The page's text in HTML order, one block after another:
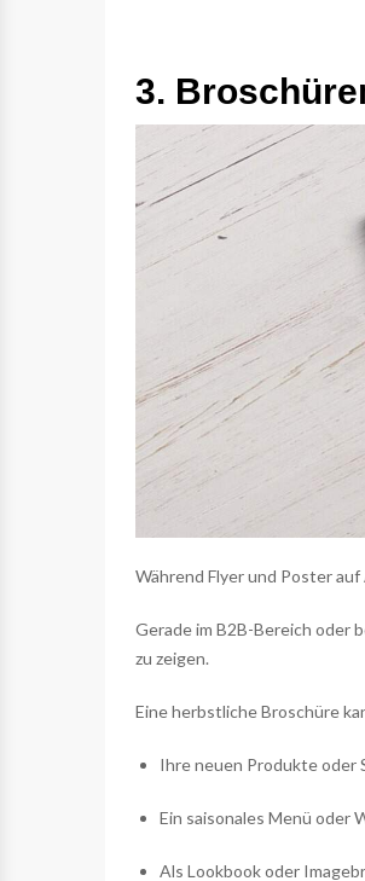
3.
Während Flyer und Poster
Gerade im B2B-Bereich oder
zu zeigen.
Eine herbstliche Broschüre
Ihre neuen Produkte oder
Ein saisonales Menü oder
Als Lookbook oder